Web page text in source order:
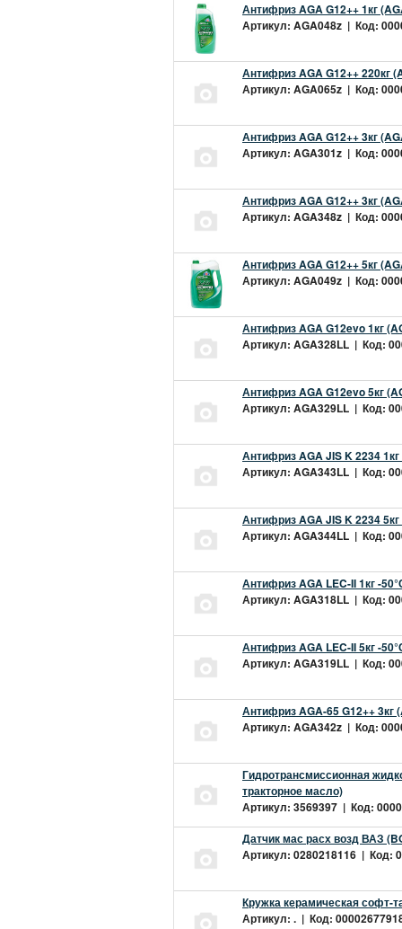
Антифриз AGA G12++ 1кг
Артикул: AGA048z | Код:
Антифриз AGA G12++ 220кг
Артикул: AGA065z | Код:
Антифриз AGA G12++ 3кг
Артикул: AGA301z | Код:
Антифриз AGA G12++ 3кг
Артикул: AGA348z | Код:
Антифриз AGA G12++ 5кг
Артикул: AGA049z | Код:
Антифриз AGA G12evo 1кг
Артикул: AGA328LL | Код:
Антифриз AGA G12evo 5кг
Артикул: AGA329LL | Код:
Антифриз AGA JIS K 2234
Артикул: AGA343LL | Код:
Антифриз AGA JIS K 2234
Артикул: AGA344LL | Код:
Антифриз AGA LEC-II 1кг -
Артикул: AGA318LL | Код:
Антифриз AGA LEC-II 5кг -
Артикул: AGA319LL | Код:
Антифриз AGA-65 G12++ 3кг
Артикул: AGA342z | Код:
Гидротрансмиссионная
тракторное масло)
Артикул: 3569397 | Код:
Датчик мас расх возд ВАЗ
Артикул: 0280218116 | Код:
Кружка керамическая софт-
Артикул: . | Код: